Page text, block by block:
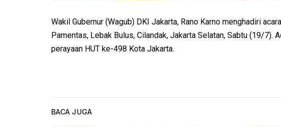
Wakil Gubernur (Wagub) DKI Jakarta, Rano Karno menghadiri
Pamentas, Lebak Bulus, Cilandak, Jakarta Selatan, Sabtu (19/7).
perayaan HUT ke-498 Kota Jakarta.
BACA JUGA